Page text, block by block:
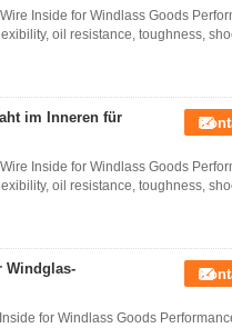
Inside for Windlass Goods
oil resistance, toughness,
im Inneren für
Inside for Windlass Goods
oil resistance, toughness,
Windglas-
for Windlass Goods